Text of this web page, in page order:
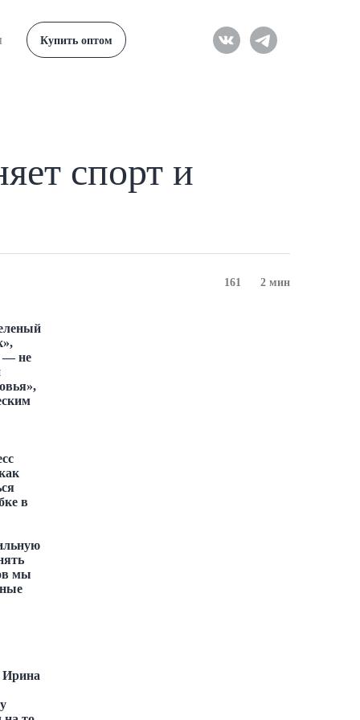
Купить оптом
спорт и
161 2 мин
— не
в
мы
Ирина